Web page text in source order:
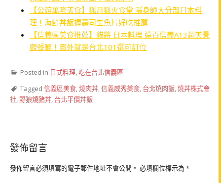
【公館萬隆美食】狐月狐火食堂 隱身師大分部日本料
理！海鮮丼飯握壽司生魚片好吃推薦
【信義區美食推薦】貓將 日本料理 遠百信義A13超美景
觀餐廳！窗外就是台北101還可訂位
Posted in 日式料理, 吃在台北信義區
Tagged 信義區美食,燒肉丼,信義威秀美食, 台北燒肉飯,燒丼株式會
社, 野狼燒豬丼, 台北平價丼飯
發佈留言
發佈留言必須填寫的電子郵件地址不會公開。 必填欄位標示為*